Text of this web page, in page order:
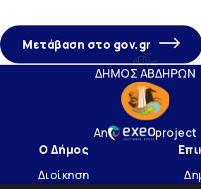
Μετάβαση στο gov.gr
ΔΗΜΟΣ ΑΒΔΗΡΩΝ
An
project
Ο Δήμος
Διοίκηση